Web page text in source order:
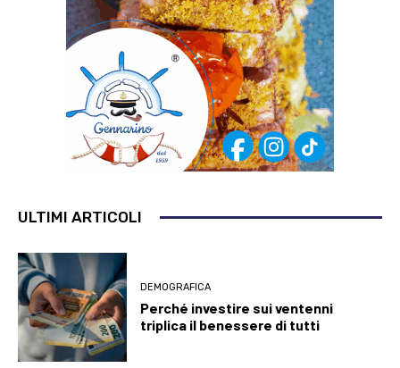
ULTIMI ARTICOLI
DEMOGRAFICA
Perché investire sui ventenni
triplica il benessere di tutti